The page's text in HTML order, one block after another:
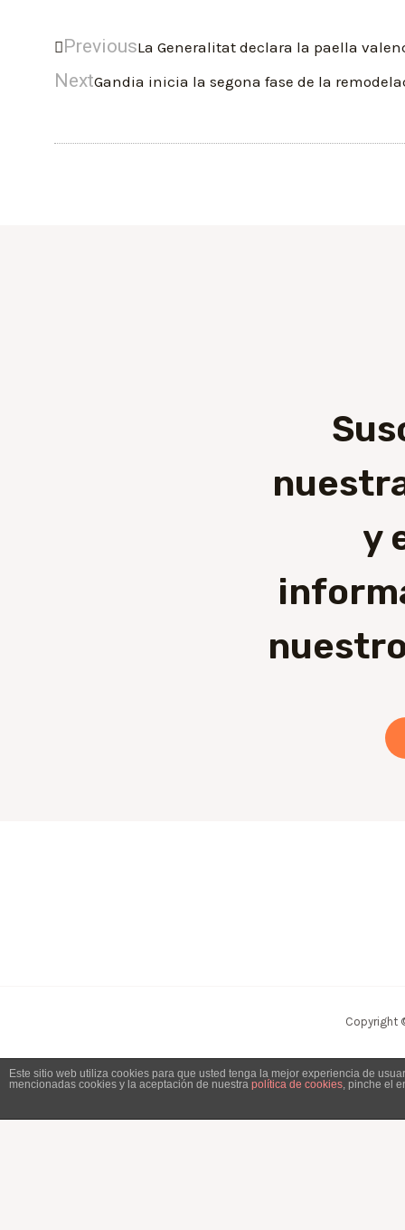
PreviousLa Generalitat declara la paella
NextGandia inicia la segona fase de la
y
Copyright
Este sitio web utiliza cookies para que usted tenga la mejor experiencia de
mencionadas cookies y la aceptación de nuestra política de cookies , pinche el